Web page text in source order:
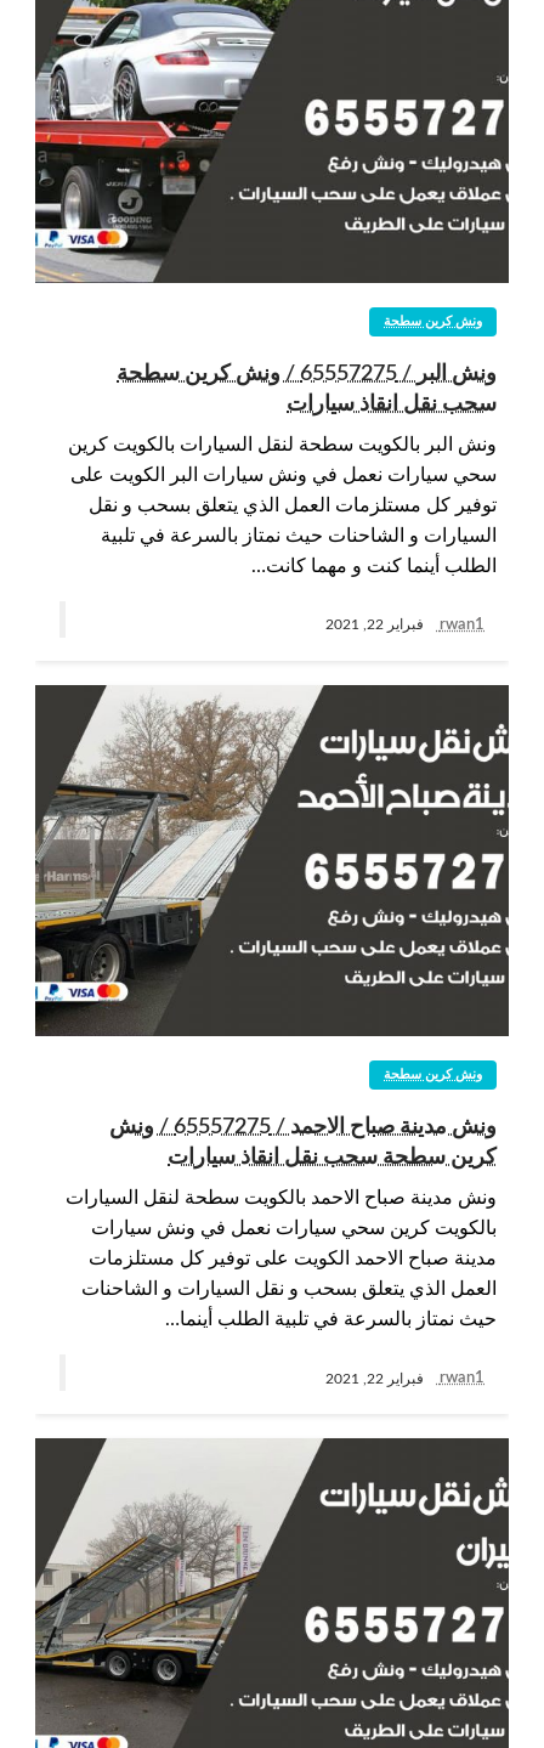
ونش كرين سطحة
ونش البر / 65557275 / ونش كرين سطحة
سحب نقل انقاذ سيارات
ونش البر بالكويت سطحة لنقل السيارات بالكويت كرين
سحي سيارات نعمل في ونش سيارات البر الكويت على
توفير كل مستلزمات العمل الذي يتعلق بسحب و نقل
السيارات و الشاحنات حيث نمتاز بالسرعة في تلبية
الطلب أينما كنت و مهما كانت…
rwan1 فبراير 22, 2021
ونش كرين سطحة
ونش مدينة صباح الاحمد / 65557275 / ونش
كرين سطحة سحب نقل انقاذ سيارات
ونش مدينة صباح الاحمد بالكويت سطحة لنقل السيارات
بالكويت كرين سحي سيارات نعمل في ونش سيارات
مدينة صباح الاحمد الكويت على توفير كل مستلزمات
العمل الذي يتعلق بسحب و نقل السيارات و الشاحنات
حيث نمتاز بالسرعة في تلبية الطلب أينما…
rwan1 فبراير 22, 2021